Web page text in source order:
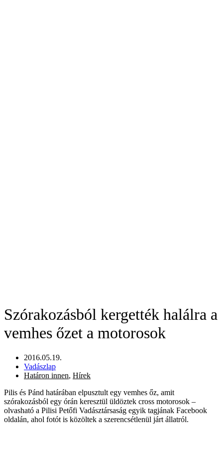
Szórakozásból kergették halálra a
vemhes őzet a motorosok
2016.05.19.
Vadászlap
Határon innen, Hírek
Pilis és Pánd határában elpusztult egy vemhes őz, amit
szórakozásból egy órán keresztül üldöztek cross motorosok –
olvasható a Pilisi Petőfi Vadásztársaság egyik tagjának Facebook
oldalán, ahol fotót is közöltek a szerencsétlenül járt állatról.